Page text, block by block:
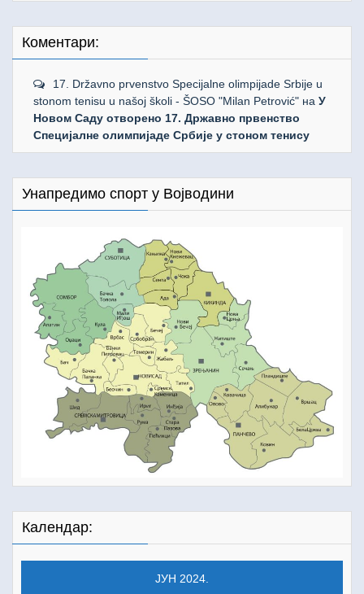
Коментари:
17. Državno prvenstvo Specijalne olimpijade Srbije u
stonom tenisu u našoj školi - ŠOSO "Milan Petrović" на У
Новом Саду отворено 17. Државно првенство
Специјалне олимпијаде Србије у стоном тенису
Унапредимо спорт у Војводини
Календар:
ЈУН 2024.